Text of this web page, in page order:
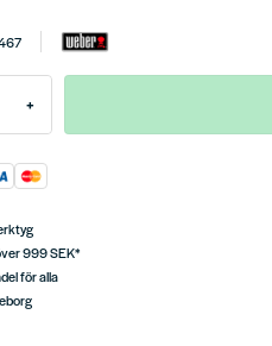
+
999 SEK*
för alla